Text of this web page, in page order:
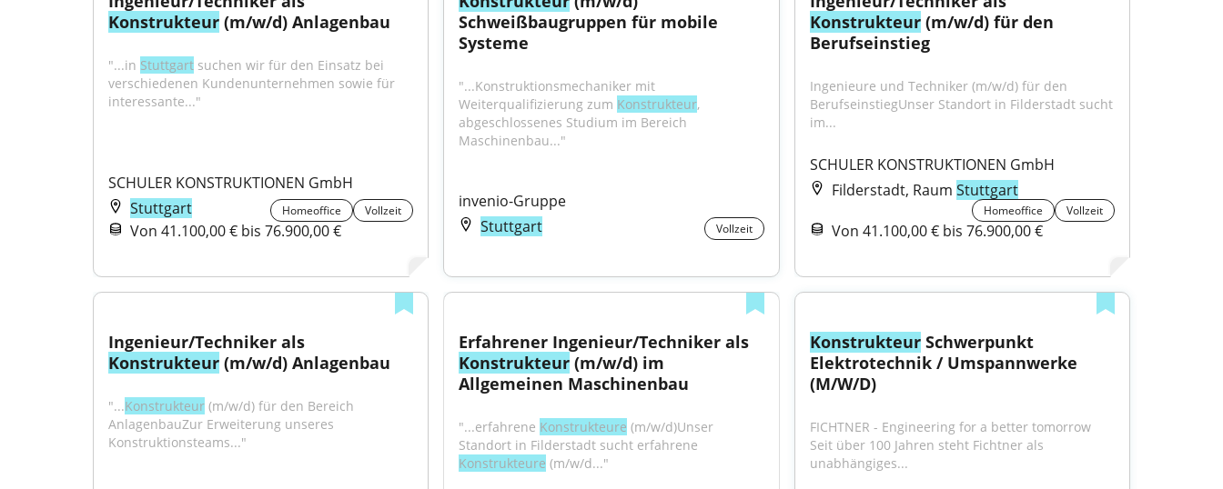
Konstrukteur (m/w/d) Anlagenbau
"...in Stuttgart suchen wir für den Einsatz bei
verschiedenen Kundenunternehmen sowie für
interessante..."
SCHULER KONSTRUKTIONEN GmbH
Stuttgart
Homeoffice Vollzeit
Von 41.100,00 € bis 76.900,00 €
Schweißbaugruppen für mobile
Systeme
"...Konstruktionsmechaniker mit
Weiterqualifizierung zum Konstrukteur,
abgeschlossenes Studium im Bereich
Maschinenbau..."
invenio-Gruppe
Stuttgart
Vollzeit
Konstrukteur (m/w/d) für den
Berufseinstieg
Ingenieure und Techniker (m/w/d) für den
BerufseinstiegUnser Standort in Filderstadt sucht
im...
SCHULER KONSTRUKTIONEN GmbH
Filderstadt, Raum Stuttgart
Homeoffice Vollzeit
Von 41.100,00 € bis 76.900,00 €
Konstrukteur (m/w/d) Anlagenbau
"...Konstrukteur (m/w/d) für den Bereich
AnlagenbauZur Erweiterung unseres
Konstruktionsteams..."
Konstrukteur (m/w/d) im
Allgemeinen Maschinenbau
"...erfahrene Konstrukteure (m/w/d)Unser
Konstrukteure (m/w/d..."
Konstrukteur Schwerpunkt
Elektrotechnik / Umspannwerke
(M/W/D)
FICHTNER - Engineering for a better tomorrow
Seit über 100 Jahren steht Fichtner als
unabhängiges...